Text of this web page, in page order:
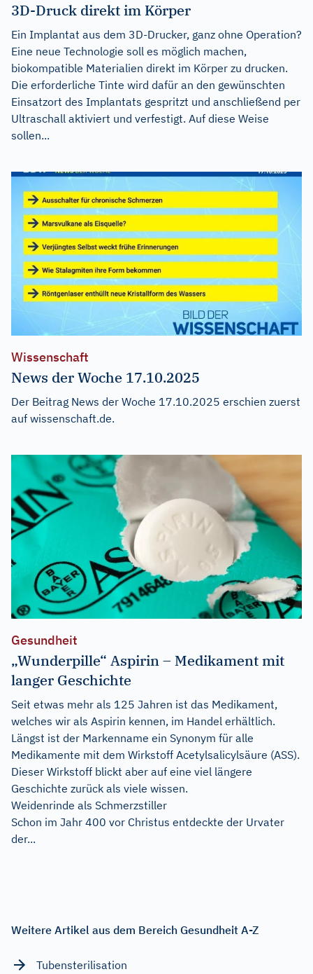
3D-Druck direkt im Körper
Ein Implantat aus dem 3D-Drucker, ganz ohne Operation?
Eine neue Technologie soll es möglich machen,
biokompatible Materialien direkt im Körper zu drucken.
Die erforderliche Tinte wird dafür an den gewünschten
Einsatzort des Implantats gespritzt und anschließend per
Ultraschall aktiviert und verfestigt. Auf diese Weise
sollen...
Wissenschaft
News der Woche 17.10.2025
Der Beitrag News der Woche 17.10.2025 erschien zuerst
auf wissenschaft.de.
Gesundheit
„Wunderpille“ Aspirin – Medikament mit
langer Geschichte
Seit etwas mehr als 125 Jahren ist das Medikament,
welches wir als Aspirin kennen, im Handel erhältlich.
Längst ist der Markenname ein Synonym für alle
Medikamente mit dem Wirkstoff Acetylsalicylsäure (ASS).
Dieser Wirkstoff blickt aber auf eine viel längere
Geschichte zurück als viele wissen.
Weidenrinde als Schmerzstiller
Schon im Jahr 400 vor Christus entdeckte der Urvater
der...
Weitere Artikel aus dem Bereich Gesundheit A-Z
Tubensterilisation